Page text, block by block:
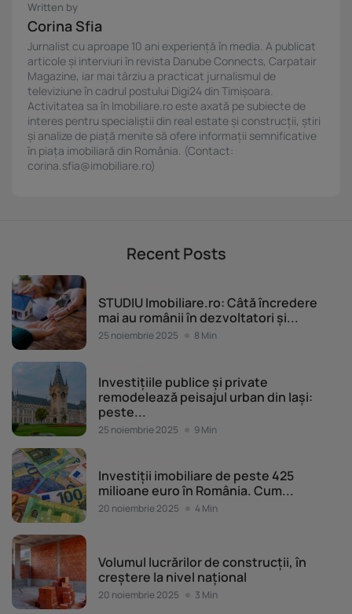
Written by
Corina Sfia
Jurnalist cu aproape 10 ani experiență în media. A publicat
articole și interviuri în revista Danube Connects, Carpatair
Magazine, iar mai târziu a practicat jurnalismul de
televiziune în cadrul postului Digi24 din Timișoara.
Activitatea sa în Imobiliare.ro este axată pe subiecte de
interes pentru specialiștii din real estate și construcții, știri
și analize de piață menite să ofere informații semnificative
în piața imobiliară din România. (Contact:
corina.sfia@imobiliare.ro)
Recent Posts
STUDIU Imobiliare.ro: Câtă încredere
mai au românii în dezvoltatori și...
25 noiembrie 2025 8 Min
Investițiile publice și private
remodelează peisajul urban din Iași:
peste...
25 noiembrie 2025 9 Min
Investiții imobiliare de peste 425
milioane euro în România. Cum...
20 noiembrie 2025 4 Min
Volumul lucrărilor de construcții, în
creștere la nivel național
20 noiembrie 2025 3 Min